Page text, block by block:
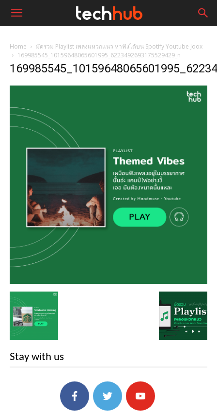
Home
มัดรวม Playlist เพลงแหวกแนว หาฟังได้บน Spotify Youtube Joox
169985545_10159648065601995_6223492693175529429_n
Stay with us